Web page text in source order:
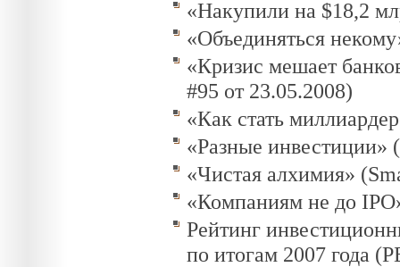
«Накупили на $18,2
«Объединяться
«Кризис мешает
#95 от 23.05.2008)
«Как стать
«Разные инвестиции»
«Чистая алхимия»
«Компаниям не до
Рейтинг
по итогам 2007 года